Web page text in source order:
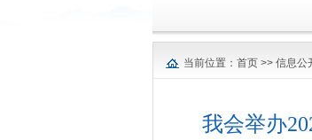
当前位置： 首页 >> 信息公
我会举办